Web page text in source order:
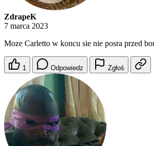
ZdrapeK
7 marca 2023
Moze Carletto w koncu sie nie posra przed
1 Odpowiedz Zgłoś